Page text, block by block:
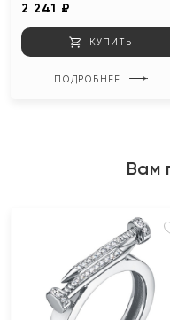
2 241 ₽
КУПИТЬ
ПОДРОБНЕЕ
Вам